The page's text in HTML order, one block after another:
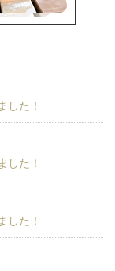
した！
した！
した！